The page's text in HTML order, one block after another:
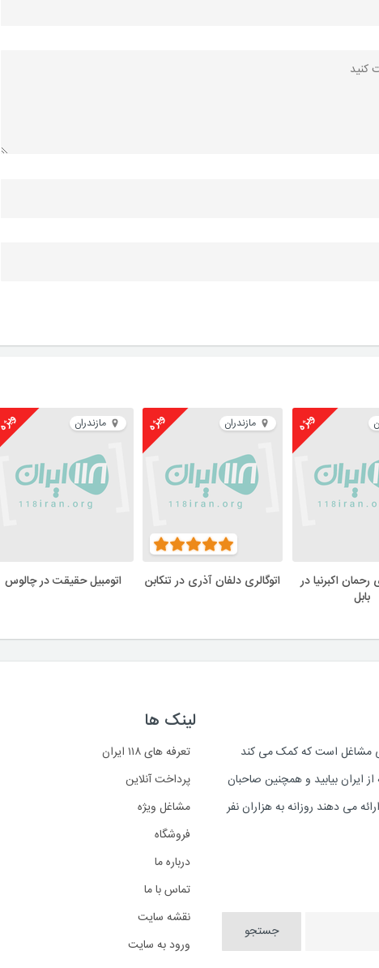
ویژه
اکبرنیا در
بابل
مازندران ویژه
اتوگالری دلفان آذری در تنکابن
مازندران ویژه
اتومبیل حقیقت در چالوس
مشاغل است که کمک می کند
ایران بیابید و همچنین صاحبان
می دهند روزانه به هزاران نفر
لینک ها
تعرفه های ۱۱۸ ایران
پرداخت آنلاین
مشاغل ویژه
فروشگاه
درباره ما
تماس با ما
نقشه سایت
ورود به سایت